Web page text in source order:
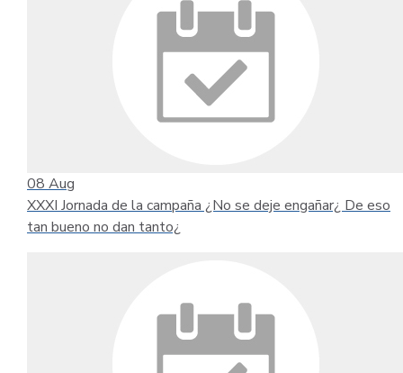
08 Aug
XXXI Jornada de la campaña ¿No se deje engañar¿ De eso
tan bueno no dan tanto¿